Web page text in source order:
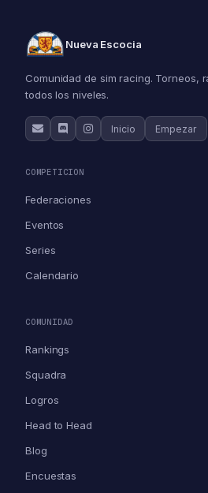
Nueva Escocia
Comunidad de sim racing. Torneos,
todos los niveles.
Inicio Empezar
COMPETICION
Federaciones
Eventos
Series
Calendario
COMUNIDAD
Rankings
Squadra
Logros
Head to Head
Blog
Encuestas